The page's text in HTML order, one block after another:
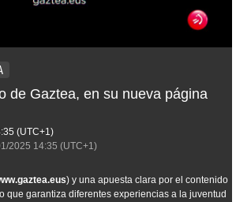
de Gaztea, en su nueva página
(UTC+1)
2025 14:35 (UTC+1)
) y una apuesta clara por el contenido
que garantiza diferentes experiencias a la juventud